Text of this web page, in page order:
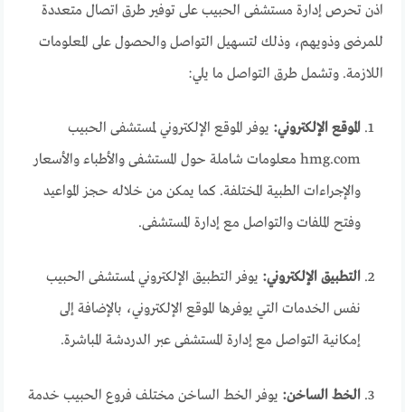
اذن تحرص إدارة مستشفى الحبيب على توفير طرق اتصال متعددة
للمرضى وذويهم، وذلك لتسهيل التواصل والحصول على المعلومات
اللازمة. وتشمل طرق التواصل ما يلي:
الموقع الإلكتروني: يوفر الموقع الإلكتروني لمستشفى الحبيب
hmg.com معلومات شاملة حول المستشفى والأطباء والأسعار
والإجراءات الطبية المختلفة. كما يمكن من خلاله حجز المواعيد
وفتح الملفات والتواصل مع إدارة المستشفى.
التطبيق الإلكتروني: يوفر التطبيق الإلكتروني لمستشفى الحبيب
نفس الخدمات التي يوفرها الموقع الإلكتروني، بالإضافة إلى
إمكانية التواصل مع إدارة المستشفى عبر الدردشة المباشرة.
الخط الساخن: يوفر الخط الساخن مختلف فروع الحبيب خدمة